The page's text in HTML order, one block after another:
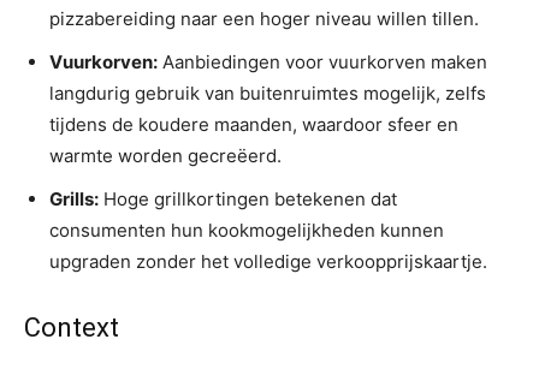
pizzabereiding naar een hoger niveau willen tillen.
Vuurkorven: Aanbiedingen voor vuurkorven maken
langdurig gebruik van buitenruimtes mogelijk, zelfs
tijdens de koudere maanden, waardoor sfeer en
warmte worden gecreëerd.
Grills: Hoge grillkortingen betekenen dat
consumenten hun kookmogelijkheden kunnen
upgraden zonder het volledige verkoopprijskaartje.
Context